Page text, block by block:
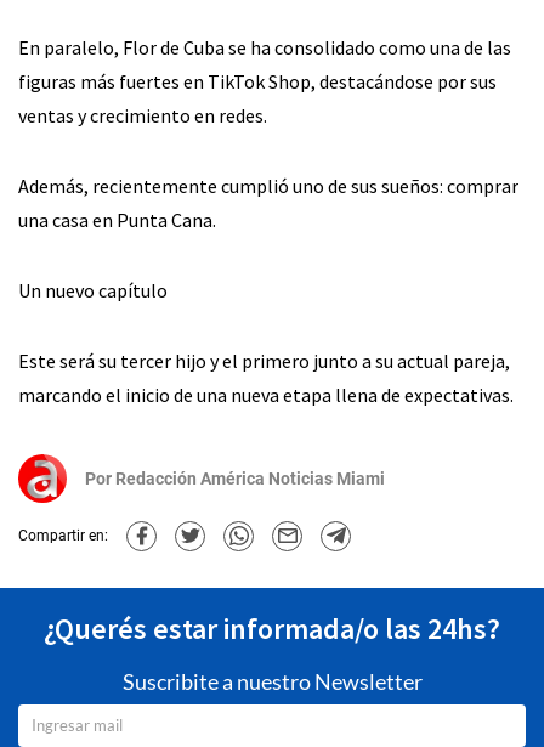
En paralelo, Flor de Cuba se ha consolidado como una de las
figuras más fuertes en TikTok Shop, destacándose por sus
ventas y crecimiento en redes.
Además, recientemente cumplió uno de sus sueños: comprar
una casa en Punta Cana.
Un nuevo capítulo
Este será su tercer hijo y el primero junto a su actual pareja,
marcando el inicio de una nueva etapa llena de expectativas.
Por Redacción América Noticias Miami
Compartir en:
¿Querés estar informada/o las 24hs?
Suscribite a nuestro Newsletter